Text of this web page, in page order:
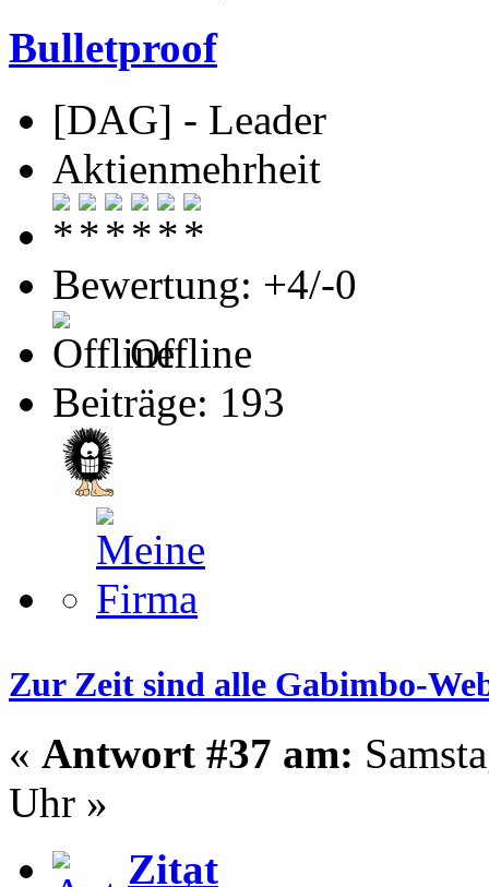
Bulletproof
[DAG] - Leader
Aktienmehrheit
Bewertung: +4/-0
Offline
Beiträge: 193
Zur Zeit sind alle Gabimbo-
« Antwort #37 am:
Uhr »
Zitat